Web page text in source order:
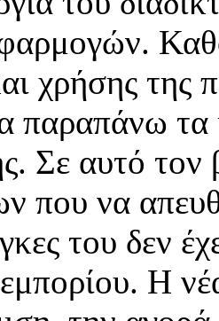
χρήσης της
παραπάνω τα
Σε αυτό
που να
του δεν
Η